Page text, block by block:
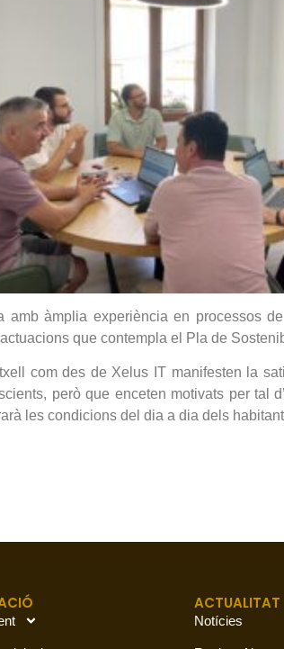
àmplia experiència en processos
que contempla el Pla de
com des de Xelus IT manifesten la
però que enceten motivats per
les condicions del dia a dia dels
ACTUALITAT
Notícies